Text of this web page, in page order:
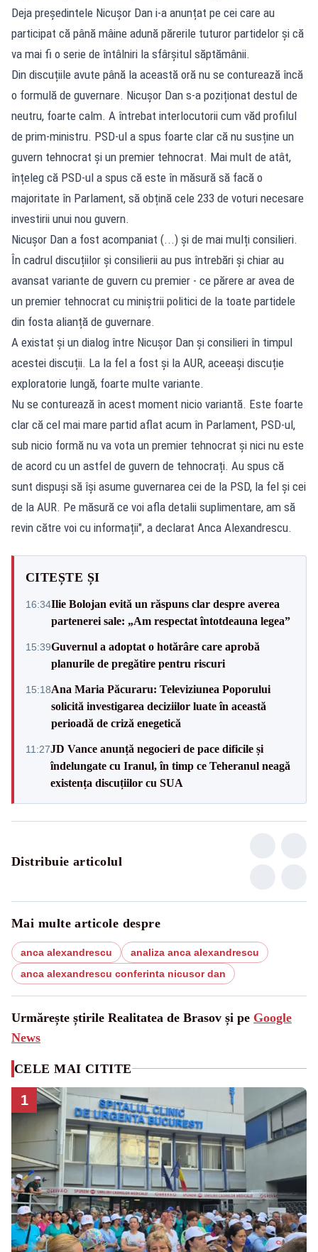
Deja președintele Nicușor Dan i-a anunțat pe cei care au
participat că până mâine adună părerile tuturor partidelor și că
va mai fi o serie de întâlniri la sfârșitul săptămânii.
Din discuțiile avute până la această oră nu se conturează încă
o formulă de guvernare. Nicușor Dan s-a poziționat destul de
neutru, foarte calm. A întrebat interlocutorii cum văd profilul
de prim-ministru. PSD-ul a spus foarte clar că nu susține un
guvern tehnocrat și un premier tehnocrat. Mai mult de atât,
înțeleg că PSD-ul a spus că este în măsură să facă o
majoritate în Parlament, să obțină cele 233 de voturi necesare
investirii unui nou guvern.
Nicușor Dan a fost acompaniat (...) și de mai mulți consilieri.
În cadrul discuțiilor și consilierii au pus întrebări și chiar au
avansat variante de guvern cu premier - ce părere ar avea de
un premier tehnocrat cu miniștrii politici de la toate partidele
din fosta alianță de guvernare.
A existat și un dialog între Nicușor Dan și consilieri în timpul
acestei discuții. La la fel a fost și la AUR, aceeași discuție
exploratorie lungă, foarte multe variante.
Nu se conturează în acest moment nicio variantă. Este foarte
clar că cel mai mare partid aflat acum în Parlament, PSD-ul,
sub nicio formă nu va vota un premier tehnocrat și nici nu este
de acord cu un astfel de guvern de tehnocrați. Au spus că
sunt dispuși să își asume guvernarea cei de la PSD, la fel și cei
de la AUR. Pe măsură ce voi afla detalii suplimentare, am să
revin către voi cu informații", a declarat Anca Alexandrescu.
CITEȘTE ȘI
16:34Ilie Bolojan evită un răspuns clar despre averea
partenerei sale: „Am respectat întotdeauna legea”
15:39Guvernul a adoptat o hotărâre care aprobă
planurile de pregătire pentru riscuri
15:18Ana Maria Păcuraru: Televiziunea Poporului
solicită investigarea deciziilor luate în această
perioadă de criză enegetică
11:27JD Vance anunță negocieri de pace dificile și
îndelungate cu Iranul, în timp ce Teheranul neagă
existența discuțiilor cu SUA
Distribuie articolul
Mai multe articole despre
anca alexandrescu
analiza anca alexandrescu
anca alexandrescu conferinta nicusor dan
Urmărește știrile Realitatea de Brasov și pe Google
News
CELE MAI CITITE
1